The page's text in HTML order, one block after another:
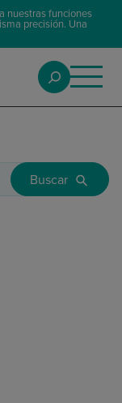
nuestras funciones
precisión. Una
Buscar